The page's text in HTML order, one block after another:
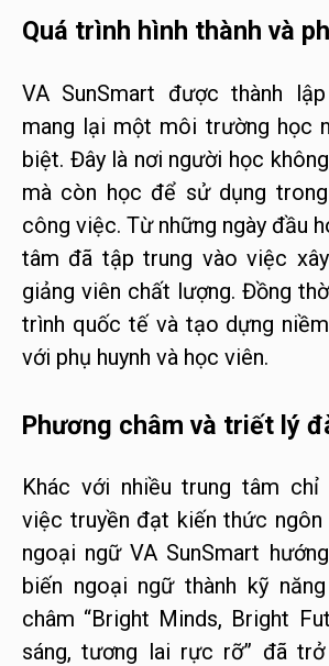
Quá trình hình thành và
VA SunSmart được thành
mang lại một môi trường học
biệt. Đây là nơi người học
mà còn học để sử dụng
công việc. Từ những ngày đầu
tâm đã tập trung vào việc
giảng viên chất lượng. Đồng
trình quốc tế và tạo dựng
với phụ huynh và học viên.
Phương châm và triết lý
Khác với nhiều trung tâm chỉ
việc truyền đạt kiến thức ngôn
ngoại ngữ VA SunSmart
biến ngoại ngữ thành kỹ
châm “Bright Minds, Bright
sáng, tương lai rực rỡ” đã